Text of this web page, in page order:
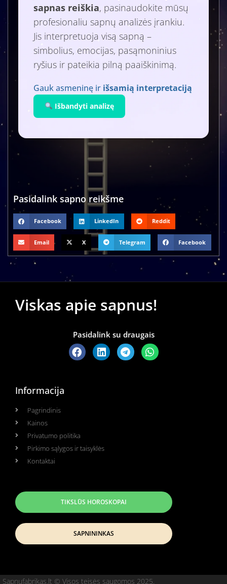
sapnas reiškia, pasinaudokite mūsų
profesionaliu sapnų analizės įrankiu.
Jis interpretuoja visą sapną –
simbolius, emocijas, pasąmoninius
ryšius ir pateikia pilną paaiškinimą.
Gauk asmeninę ir išsamią interpretaciją
Išbandyti analizę
Pasidalink sapno reikšme
Facebook LinkedIn Reddit
Email X Telegram Facebook
Viskas apie sapnus!
Pasidalink su draugais
Informacija
Pagrindinis
Kainos
Privatumo politika
Pirkimo sąlygos ir taisyklės
Kontaktai
TIKSLŪS HOROSKOPAI
SAPNININKAS
Sapnufabrikas.lt © Visos teisės saugomos 2025.